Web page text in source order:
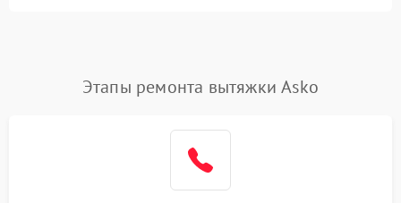
Этапы ремонта вытяжки Asko